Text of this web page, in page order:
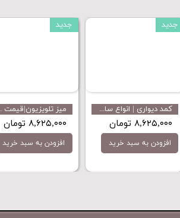
۹,۴۰۵,۰۰۰ تومان
افزودن به
۷,۲۳۲,۵۰۰ تومان
افزودن به سبد خرید